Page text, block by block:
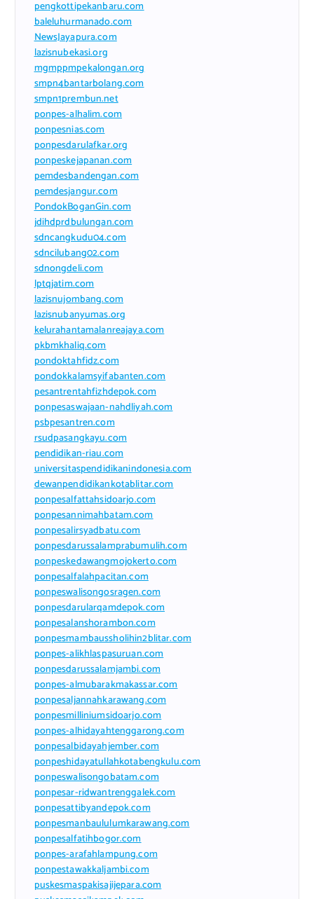
pengkottipekanbaru.com
baleluhurmanado.com
NewsJayapura.com
lazisnubekasi.org
mgmppmpekalongan.org
smpn4bantarbolang.com
smpn1prembun.net
ponpes-alhalim.com
ponpesnias.com
ponpesdarulafkar.org
ponpeskejapanan.com
pemdesbandengan.com
pemdesjangur.com
PondokBoganGin.com
jdihdprdbulungan.com
sdncangkudu04.com
sdncilubang02.com
sdnongdeli.com
lptqjatim.com
lazisnujombang.com
lazisnubanyumas.org
kelurahantamalanreajaya.com
pkbmkhaliq.com
pondoktahfidz.com
pondokkalamsyifabanten.com
pesantrentahfizhdepok.com
ponpesaswajaan-nahdliyah.com
psbpesantren.com
rsudpasangkayu.com
pendidikan-riau.com
universitaspendidikanindonesia.com
dewanpendidikankotablitar.com
ponpesalfattahsidoarjo.com
ponpesannimahbatam.com
ponpesalirsyadbatu.com
ponpesdarussalamprabumulih.com
ponpeskedawangmojokerto.com
ponpesalfalahpacitan.com
ponpeswalisongosragen.com
ponpesdarularqamdepok.com
ponpesalanshorambon.com
ponpesmambaussholihin2blitar.com
ponpes-alikhlaspasuruan.com
ponpesdarussalamjambi.com
ponpes-almubarakmakassar.com
ponpesaljannahkarawang.com
ponpesmilliniumsidoarjo.com
ponpes-alhidayahtenggarong.com
ponpesalbidayahjember.com
ponpeshidayatullahkotabengkulu.com
ponpeswalisongobatam.com
ponpesar-ridwantrenggalek.com
ponpesattibyandepok.com
ponpesmanbaululumkarawang.com
ponpesalfatihbogor.com
ponpes-arafahlampung.com
ponpestawakkaljambi.com
puskesmaspakisajijepara.com